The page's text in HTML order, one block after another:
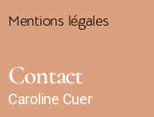
Mentions légales
Contact
Caroline Cuer